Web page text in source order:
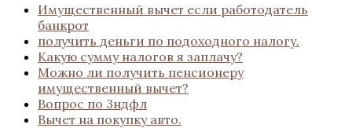
Имущественный вычет если работодатель
банкрот
получить деньги по подоходного налогу.
Какую сумму налогов я заплачу?
Можно ли получить пенсионеру
имущественный вычет?
Вопрос по 3ндфл
Вычет на покупку авто.